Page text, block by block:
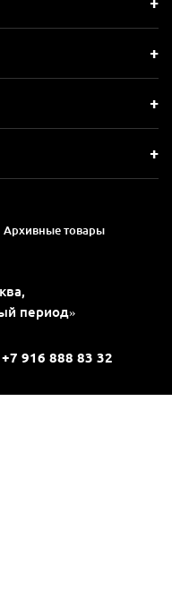
Архивные товары
период»
+7 916 888 83 32